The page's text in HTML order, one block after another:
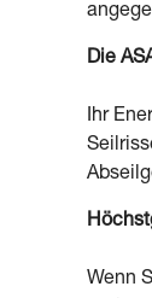
Die
Ihr
Wenn